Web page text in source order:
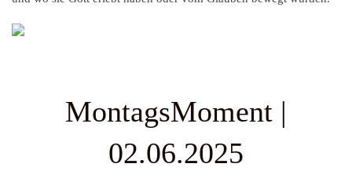
MontagsMoment |
02.06.2025